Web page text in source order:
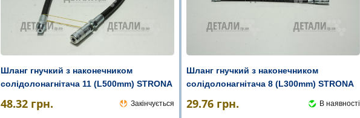
Шланг гнучкий з наконечником
солідолонагнітача 11 (L500mm) STRONA
48.32 грн. Закінчується
Шланг гнучкий з наконечником
солідолонагнітача 8 (L300mm) STRONA
29.76 грн. В наявності